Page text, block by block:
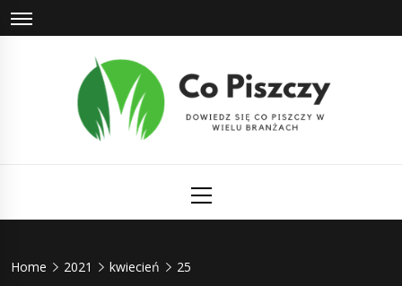
Skip
to
Menu
Home 2021 kwiecień 25